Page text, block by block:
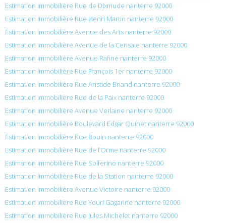
Estimation immobilière Rue de Dixmude nanterre 92000
Estimation immobilière Rue Henri Martin nanterre 92000
Estimation immobilière Avenue des Arts nanterre 92000
Estimation immobilière Avenue de la Cerisaie nanterre 92000
Estimation immobilière Avenue Rafine nanterre 92000
Estimation immobilière Rue François 1er nanterre 92000
Estimation immobilière Rue Aristide Briand nanterre 92000
Estimation immobilière Rue de la Paix nanterre 92000
Estimation immobilière Avenue Verlaine nanterre 92000
Estimation immobilière Boulevard Edgar Quinet nanterre 92000
Estimation immobilière Rue Bouin nanterre 92000
Estimation immobilière Rue de l’Orme nanterre 92000
Estimation immobilière Rue Solferino nanterre 92000
Estimation immobilière Rue de la Station nanterre 92000
Estimation immobilière Avenue Victoire nanterre 92000
Estimation immobilière Rue Youri Gagarine nanterre 92000
Estimation immobilière Rue Jules Michelet nanterre 92000